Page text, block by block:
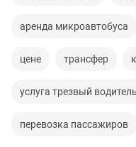
аренда микроавтобуса
цене трансфер
услуга трезвый водитель
перевозка пассажиров